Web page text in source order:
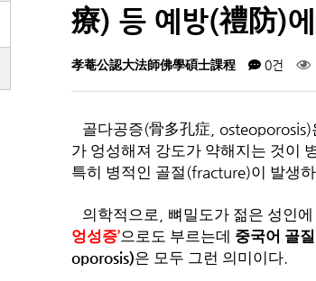
療) 등 예방(禮防)
孝菴公認大法師佛學碩士課程 0건
골다공증(骨多孔症 , osteoporosis)
가 엉성해져 강도가 약해지는 것이
특히 병적인 골절 (fracture)이 발생
의학적으로 뼈밀도가 젊은 성인에
엉성증’으로도 부르는데 중국어 골
oporosis)은 모두 그런 의미이다.